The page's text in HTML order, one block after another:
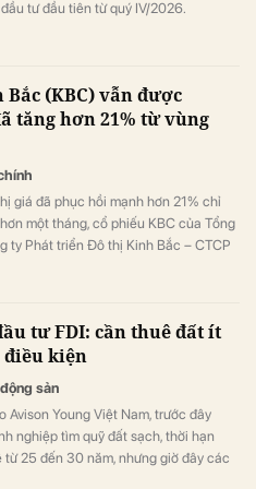
tư đầu tiên từ quý IV/2026.
(KBC) vẫn được
tăng hơn 21% từ vùng
giá đã phục hồi mạnh hơn 21% chỉ
một tháng, cổ phiếu KBC của Tổng
ty Phát triển Đô thị Kinh Bắc – CTCP
21% so với thị giá hiện tại.
tư FDI: cần thuê đất ít
điều kiện
sản
Avison Young Việt Nam, trước đây
nghiệp tìm quỹ đất sạch, thời hạn
từ 25 đến 30 năm, nhưng giờ đây các